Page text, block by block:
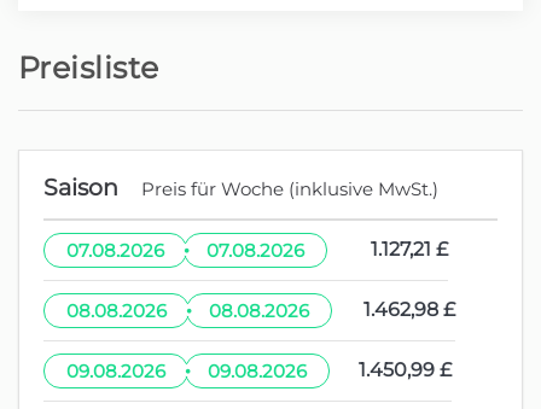
Preisliste
Saison Preis für Woche (inklusive MwSt.)
07.08.2026 · 07.08.2026 1.127,21 £
08.08.2026 · 08.08.2026 1.462,98 £
09.08.2026 · 09.08.2026 1.450,99 £